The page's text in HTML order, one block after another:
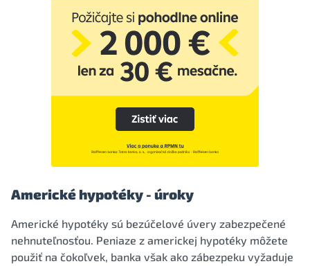
Americké hypotéky - úroky
Americké hypotéky sú bezúčelové úvery zabezpečené
nehnuteľnosťou. Peniaze z americkej hypotéky môžete
použiť na čokoľvek, banka však ako zábezpeku vyžaduje